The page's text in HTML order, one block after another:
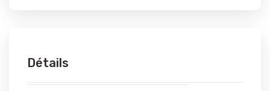
Détails